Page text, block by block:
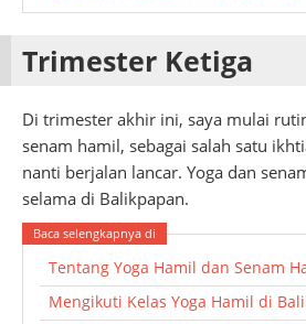
Trimester Ketiga
Di trimester akhir ini, saya mulai
senam hamil, sebagai salah satu
nanti berjalan lancar. Yoga dan
selama di Balikpapan.
Tentang Yoga Hamil dan Senam
Mengikuti Kelas Yoga Hamil di